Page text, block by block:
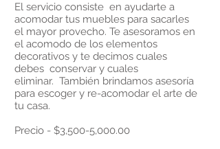
El servicio consiste en ayudarte a
acomodar tus muebles para sacarles
el mayor provecho. Te asesoramos en
el acomodo de los elementos
decorativos y te decimos cuales
debes conservar y cuales
eliminar. También brindamos asesoría
para escoger y re-acomodar el arte de
tu casa.
Precio - $3,500-5,000.00